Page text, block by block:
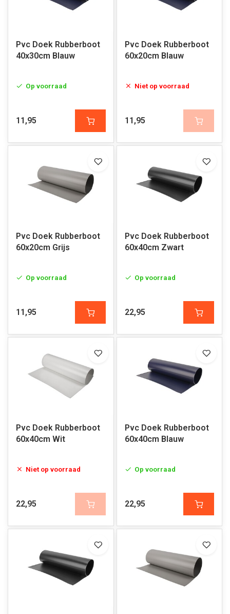
Pvc Doek Rubberboot
40x30cm Blauw
Op voorraad
11,95
Pvc Doek Rubberboot
60x20cm Blauw
Niet op voorraad
11,95
Pvc Doek Rubberboot
60x20cm Grijs
Op voorraad
11,95
Pvc Doek Rubberboot
60x40cm Zwart
Op voorraad
22,95
Pvc Doek Rubberboot
60x40cm Wit
Niet op voorraad
22,95
Pvc Doek Rubberboot
60x40cm Blauw
Op voorraad
22,95